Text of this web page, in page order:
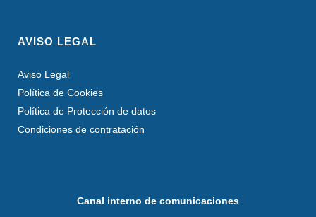
AVISO LEGAL
Aviso Legal
Política de Cookies
Política de Protección de datos
Condiciones de contratación
Canal interno de comunicaciones